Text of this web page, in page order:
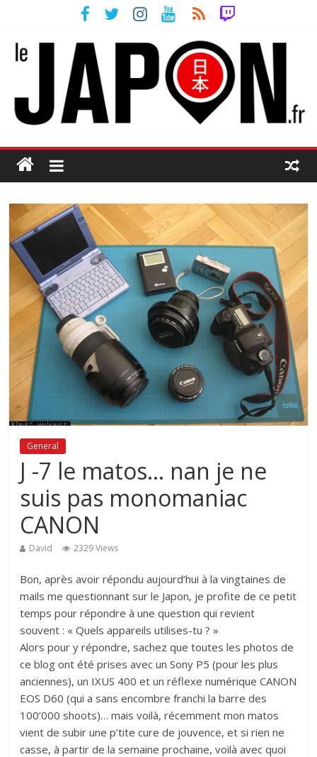
General
J -7 le matos… nan je ne
suis pas monomaniac
CANON
David 2329 Views
Bon, après avoir répondu aujourd’hui à la vingtaines de
mails me questionnant sur le Japon, je profite de ce petit
temps pour répondre à une question qui revient
souvent : « Quels appareils utilises-tu ? »
Alors pour y répondre, sachez que toutes les photos de
ce blog ont été prises avec un Sony P5 (pour les plus
anciennes), un IXUS 400 et un réflexe numérique CANON
EOS D60 (qui a sans encombre franchi la barre des
100’000 shoots)… mais voilà, récemment mon matos
vient de subir une p’tite cure de jouvence, et si rien ne
casse, à partir de la semaine prochaine, voilà avec quoi